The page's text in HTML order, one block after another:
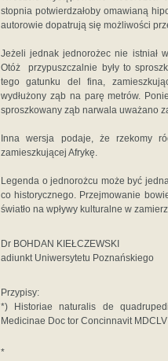
stopnia potwier­dzałoby omawianą
autorowie dopatrują się możliwości
Jeżeli jednak jednorożec nie istniał
Otóż przypuszczalnie były to
tego gatunku del­ fina,
wydłużony ząb na parę metrów.
sproszkowany ząb narwala uważano
Inna wersja podaje, że rzekomy
zamieszkują­cej Afrykę.
Legenda o jednorożcu może być
co historycznego. Przejmowanie
światło na wpływy kulturalne w
Dr BOHDAN KIEŁCZEWSKI
adiunkt Uniwersytetu Poznańskiego
Przypisy:
*) Historiae naturalis de
Medicinae Doc­ tor Concinnavit
*